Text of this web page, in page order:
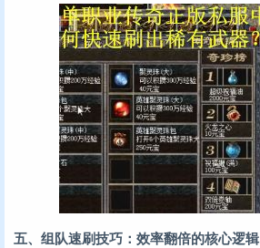
五、组队速刷技巧：效率翻倍的核心逻辑